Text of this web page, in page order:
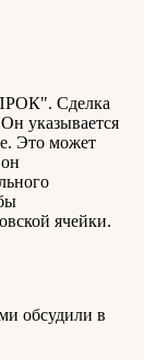
Сделка
указывается
Это может
ячейки.
обсудили в